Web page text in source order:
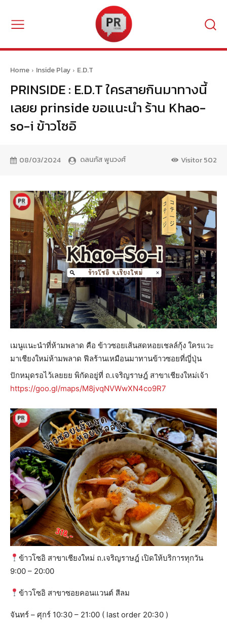
Home Inside Play E.D.T
PRINSIDE : E.D.T ใครสายกินมาทางนี้
เลยย prinside ขอแนะนำ ร้าน Khao-
so-i ข้าวโซอิ
08/03/2024 ดลนภัส พูนวงศ์ Visitor502
เมนูแนะนำที่ห้ามพลาด คือ ข้าวซอยเส้นสดหอยเชลล์กุ้ง ใครแวะ
มาเชียงใหม่ห้ามพลาด ฟีลร้านเหมือนมาทานข้าวซอยที่ญี่ปุ่น
ปักหมุดรอไว้เลยยย พิกัดอยู่ที่ ถ.เจริญราษฎ์ สาขาเชียงใหม่เจ้า
https://goo.gl/maps/M8jvqNVWwXN4co9R7
ข้าวโซอิ สาขาเชียงใหม่ ถ.เจริญราษฎ์ เปิดให้บริการทุกวัน
9:00 – 20:00
ข้าวโซอิ สาขาซอยคอนแวนต์ สีลม
จันทร์ – ศุกร์ 10:30 – 21:00 ( last order 20:30 )